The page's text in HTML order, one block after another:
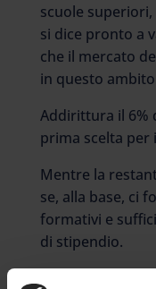
scuole
si dice pronto a
che il mercato
in questo
Addirittura il 6%
prima scelta per
Mentre la
se, alla base, ci
formativi e
di stipendio.
Il 28% del